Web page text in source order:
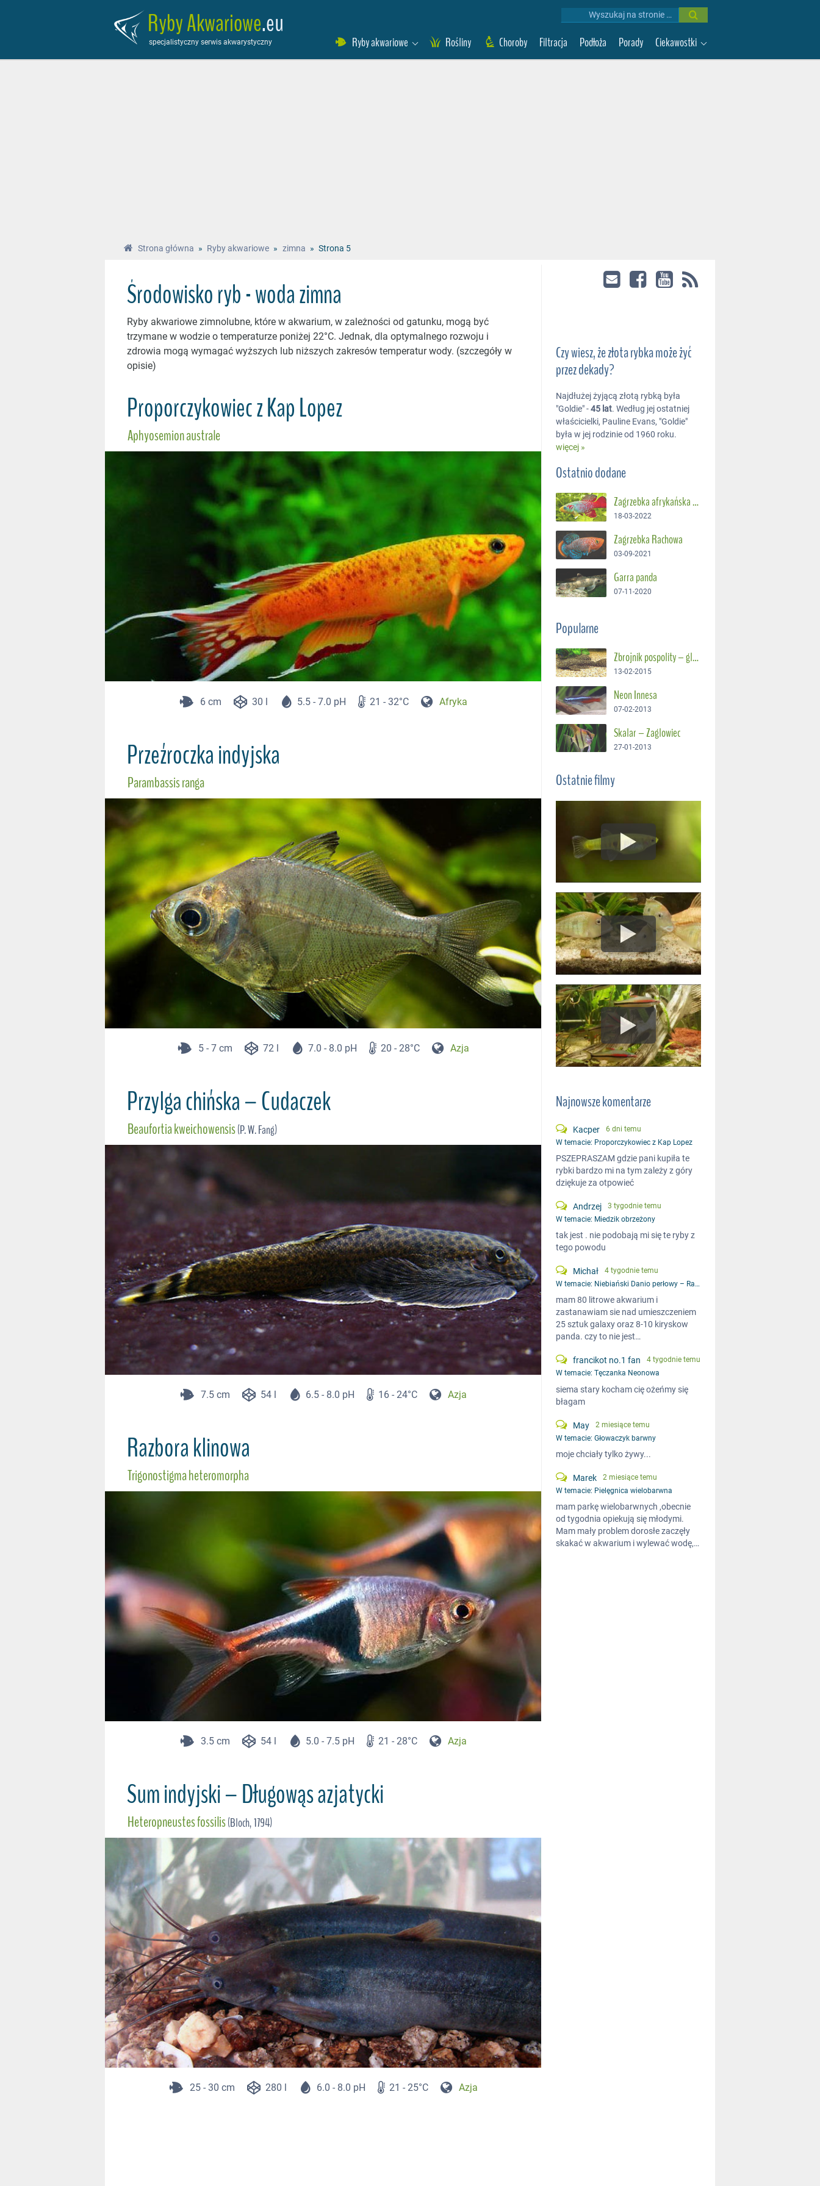
Ryby Akwariowe.eu
specjalistyczny serwis akwarystyczny Ryby akwariowe Rośliny Choroby Filtracja Podłoża Porady Ciekawostki
Wyniki
Strona główna » Ryby akwariowe » zimna » Strona 5
Środowisko ryb - woda zimna
Ryby akwariowe zimnolubne, które w akwarium, w zależności od gatunku, mogą być
trzymane w wodzie o temperaturze poniżej 22°C. Jednak, dla optymalnego rozwoju i
zdrowia mogą wymagać wyższych lub niższych zakresów temperatur wody. (szczegóły w
opisie)
Proporczykowiec z Kap Lopez
Aphyosemion australe
6 cm 30 l 5.5 - 7.0 pH 21 - 32°C Afryka
Przeźroczka indyjska
Parambassis ranga
5 - 7 cm 72 l 7.0 - 8.0 pH 20 - 28°C Azja
Przylga chińska – Cudaczek
Beaufortia kweichowensis(P. W. Fang)
7.5 cm 54 l 6.5 - 8.0 pH 16 - 24°C Azja
Razbora klinowa
Trigonostigma heteromorpha
3.5 cm 54 l 5.0 - 7.5 pH 21 - 28°C Azja
Sum indyjski – Długowąs azjatycki
Heteropneustes fossilis(Bloch, 1794)
25 - 30 cm 280 l 6.0 - 8.0 pH 21 - 25°C Azja
Czy wiesz, że złota rybka może żyć
przez dekady?
Najdłużej żyjącą złotą rybką była
"Goldie" -45 lat. Według jej ostatniej
właścicielki, Pauline Evans, "Goldie"
była w jej rodzinie od 1960 roku.
więcej »
Ostatnio dodane
Zagrzebka afrykańska – Suszec Gunthera
18-03-2022
Zagrzebka Rachowa
03-09-2021
Garra panda
07-11-2020
Popularne
Zbrojnik pospolity – glonojad
13-02-2015
Neon Innesa
07-02-2013
Skalar – Żaglowiec
27-01-2013
Ostatnie filmy
Najnowsze komentarze
Kacper
6 dni temu
W temacie: Proporczykowiec z Kap Lopez
PSZEPRASZAM gdzie pani kupiła te
rybki bardzo mi na tym zależy z góry
dziękuje za otpowieć
Andrzej
3 tygodnie temu
W temacie: Miedzik obrzeżony
tak jest . nie podobają mi się te ryby z
tego powodu
Michał
4 tygodnie temu
W temacie: Niebiański Danio perłowy – Razbora galaxy
mam 80 litrowe akwarium i
zastanawiam sie nad umieszczeniem
25 sztuk galaxy oraz 8-10 kiryskow
panda. czy to nie jest…
francikot no.1 fan
4 tygodnie temu
W temacie: Tęczanka Neonowa
siema stary kocham cię ożeńmy się
błagam
May
2 miesiące temu
W temacie: Głowaczyk barwny
moje chciały tylko żywy...
Marek
2 miesiące temu
W temacie: Pielęgnica wielobarwna
mam parkę wielobarwnych ,obecnie
od tygodnia opiekują się młodymi.
Mam mały problem dorosłe zaczęły
skakać w akwarium i wylewać wodę,…